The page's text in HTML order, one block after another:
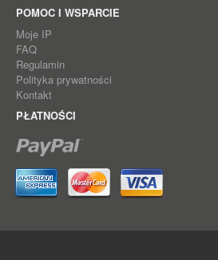
POMOC I WSPARCIE
Moje IP
FAQ
Regulamin
Polityka prywatności
Kontakt
PŁATNOŚCI